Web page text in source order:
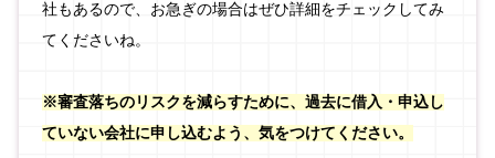
社もあるので、お急ぎの場合はぜひ詳細をチェックしてみ
てくださいね。
※審査落ちのリスクを減らすために、過去に借入・申込し
ていない会社に申し込むよう、気をつけてください。